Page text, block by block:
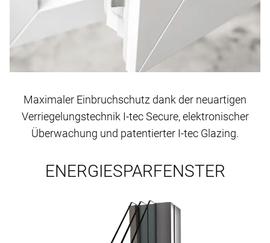
Maximaler Einbruchschutz dank der neuartigen
Verriegelungstechnik I-tec Secure, elektronischer
Überwachung und patentierter I-tec Glazing.
ENERGIESPARFENSTER